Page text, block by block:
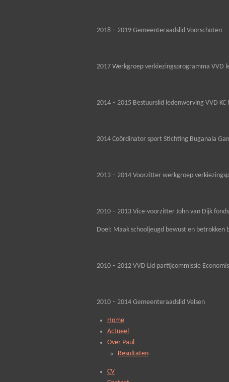
2018 – 2019 Gemeenteraadslid Voorschoten
2017 Werkgroep verkiezingsprogramma VVD
2014 – 2015 Bestuurslid ledenwerving VVD KC
2014 Coördinator sport Stichting Buganala
2013 – 2014 Voorzitter werkgroep
2010 – 2013 Vice-voorzitter John van Dijk
Doel: Maak schooljeugd bewust en betrokken
2010 – 2012 VVD Lid partijcommissie
2010 – 2014 Gemeenteraadslid Velsen
Home
Actueel
Over Paul
Resultaten
CV